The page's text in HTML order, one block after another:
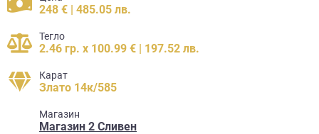
248 € | 485.05 лв.
Тегло
2.46 гр. x 100.99 € | 197.52 лв.
Карат
Злато 14к/585
Mагазин
Магазин 2 Сливен